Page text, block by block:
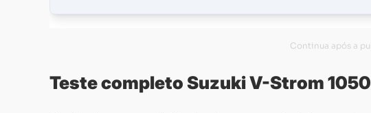
Teste completo Suzuki V-Strom 1050